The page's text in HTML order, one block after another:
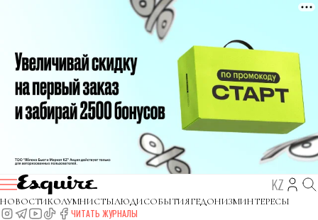
KZ
НОВОСТИКОЛУМНИСТЫЛЮДИСОБЫТИЯГЕДОНИЗМИНТЕРЕСЫ
ЧИТАТЬ ЖУРНАЛЫ